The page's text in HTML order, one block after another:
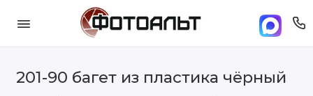
201-90 багет из пластика чёрный